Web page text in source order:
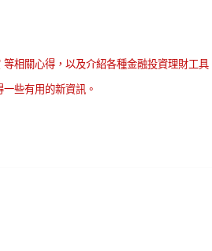
相關心得，以及介紹各種金融投資理財工
些有用的新資訊。